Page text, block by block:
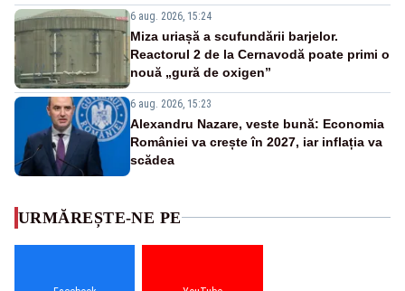
6 aug. 2026, 15:24
Miza uriașă a scufundării barjelor.
Reactorul 2 de la Cernavodă poate primi o
nouă „gură de oxigen”
6 aug. 2026, 15:23
Alexandru Nazare, veste bună: Economia
României va crește în 2027, iar inflația va
scădea
URMĂREȘTE-NE PE